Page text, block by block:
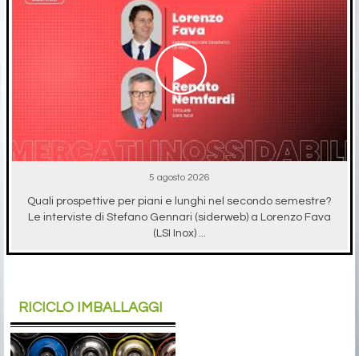
5 agosto 2026
Quali prospettive per piani e lunghi nel secondo semestre?
Le interviste di Stefano Gennari (siderweb) a Lorenzo Fava
(LSI Inox) ...
RICICLO IMBALLAGGI